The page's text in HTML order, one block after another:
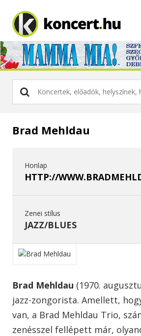
Brad Mehldau
Honlap
HTTP://
Zenei stílus
JAZZ/BLUES
Brad Mehldau (1970.
jazz-zongorista. Amellett,
van, a Brad Mehldau Trio,
zenésszel fellépett már,